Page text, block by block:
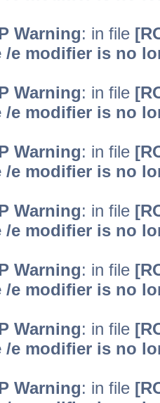
Warning: in file
/e modifier is no
Warning: in file
/e modifier is no
Warning: in file
/e modifier is no
Warning: in file
/e modifier is no
Warning: in file
/e modifier is no
Warning: in file
/e modifier is no
Warning: in file